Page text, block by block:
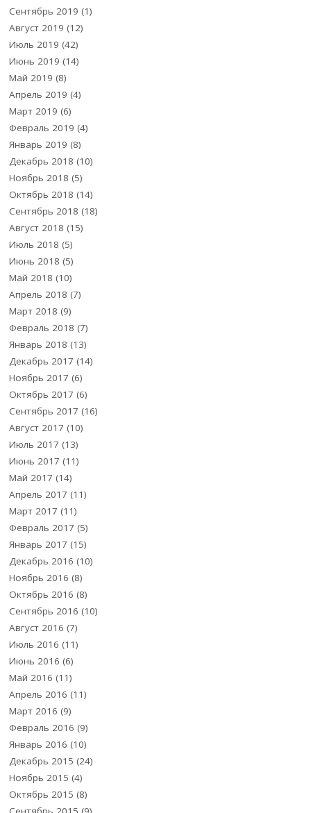
Сентябрь 2019 (1)
Август 2019 (12)
Июль 2019 (42)
Июнь 2019 (14)
Май 2019 (8)
Апрель 2019 (4)
Март 2019 (6)
Февраль 2019 (4)
Январь 2019 (8)
Декабрь 2018 (10)
Ноябрь 2018 (5)
Октябрь 2018 (14)
Сентябрь 2018 (18)
Август 2018 (15)
Июль 2018 (5)
Июнь 2018 (5)
Май 2018 (10)
Апрель 2018 (7)
Март 2018 (9)
Февраль 2018 (7)
Январь 2018 (13)
Декабрь 2017 (14)
Ноябрь 2017 (6)
Октябрь 2017 (6)
Сентябрь 2017 (16)
Август 2017 (10)
Июль 2017 (13)
Июнь 2017 (11)
Май 2017 (14)
Апрель 2017 (11)
Март 2017 (11)
Февраль 2017 (5)
Январь 2017 (15)
Декабрь 2016 (10)
Ноябрь 2016 (8)
Октябрь 2016 (8)
Сентябрь 2016 (10)
Август 2016 (7)
Июль 2016 (11)
Июнь 2016 (6)
Май 2016 (11)
Апрель 2016 (11)
Март 2016 (9)
Февраль 2016 (9)
Январь 2016 (10)
Декабрь 2015 (24)
Ноябрь 2015 (4)
Октябрь 2015 (8)